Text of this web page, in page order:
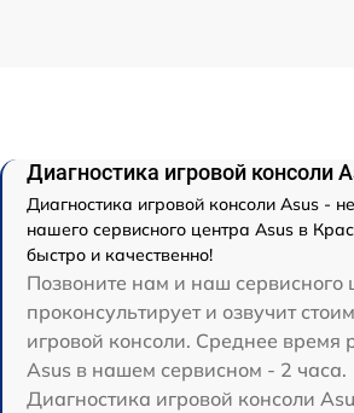
Диагностика игровой консоли
Диагностика игровой консоли Asus -
нашего сервисного центра Asus в
быстро и качественно!
Позвоните нам и наш сервисного
проконсультирует и озвучит
игровой консоли. Среднее время
Asus в нашем сервисном - 2 часа.
Диагностика игровой консоли